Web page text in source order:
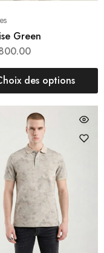
Green
des options